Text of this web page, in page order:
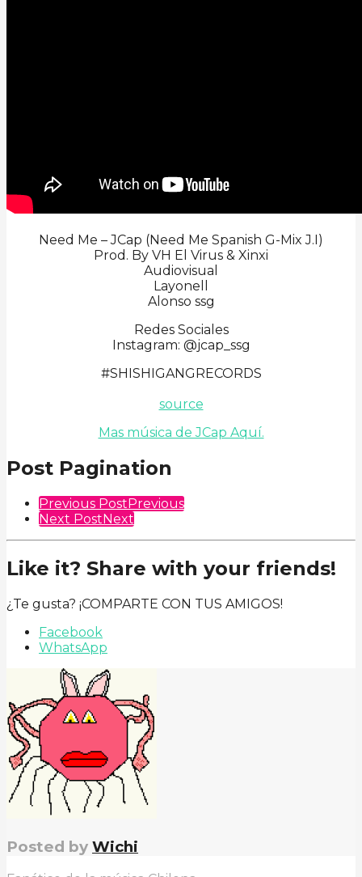
Need Me – JCap (Need Me Spanish G-Mix J.I)
Prod. By VH El Virus & Xinxi
Audiovisual
Layonell
Alonso ssg
Redes Sociales
Instagram: @jcap_ssg
#SHISHIGANGRECORDS
source
Mas música de JCap Aquí.
Post Pagination
Previous PostPrevious
Next PostNext
Like it? Share with your friends!
¿Te gusta? ¡COMPARTE CON TUS AMIGOS!
Facebook
WhatsApp
Posted by Wichi